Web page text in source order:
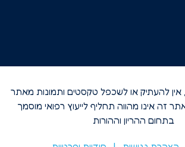
אין להעתיק או לשכפל טקסטים ותמונות מאתר
זה אינו מהווה תחליף לייעוץ רפואי מוסמך
בתחום ההריון וההורות